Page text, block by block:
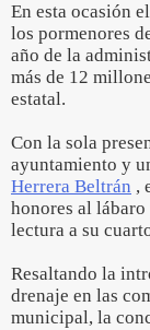
En esta ocasión
los pormenores
año de la
más de 12
estatal.
Con la sola
ayuntamiento y
Herrera Beltrán ,
honores al
lectura a su
Resaltando la
drenaje en las
municipal, la